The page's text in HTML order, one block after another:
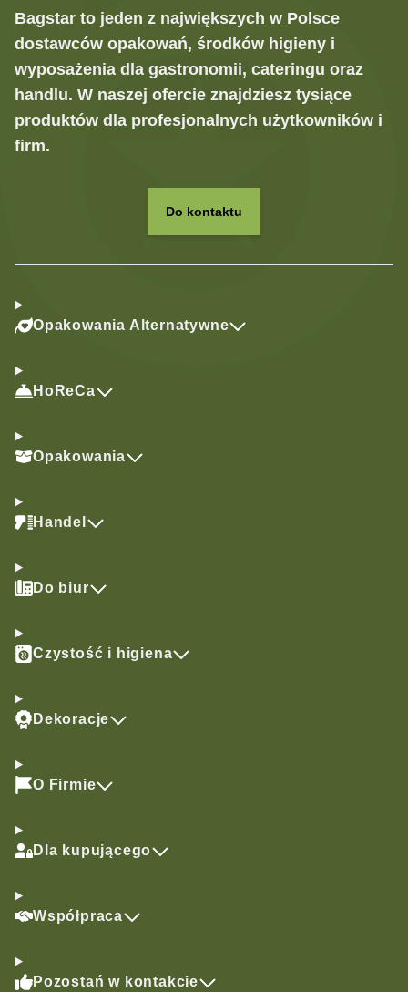
Bagstar to jeden z największych w Polsce
dostawców opakowań, środków higieny i
wyposażenia dla gastronomii, cateringu oraz
handlu. W naszej ofercie znajdziesz tysiące
produktów dla profesjonalnych użytkowników i
firm.
Do kontaktu
Opakowania Alternatywne
HoReCa
Opakowania
Handel
Do biur
Czystość i higiena
Dekoracje
O Firmie
Dla kupującego
Współpraca
Pozostań w kontakcie